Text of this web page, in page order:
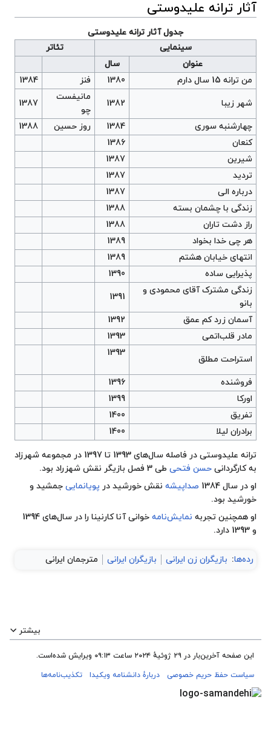
آثار ترانه علیدوستی
جدول آثار ترانه علیدوستی
سینمایی
تئاتر
عنوان
سال
من ترانه 15 سال دارم
1380 فنز
1384
شهر زیبا
1382
مانیفست
چو
1387
چهارشنبه سوری
1384 روز حسین
1388
کنعان
1386
شیرین
1387
تردید
1387
درباره الی
1387
زندگی با چشمان بسته
1388
راز دشت تاران
1388
هر چی خدا بخواد
1389
انتهای خیابان هشتم
1389
پذیرایی ساده
1390
زندگی مشترک آقای محمودی و
بانو
1391
آسمان زرد کم عمق
1392
مادر قلب‌اتمی
1393
استراحت مطلق
فروشنده
1396
اورکا
1399
تفریق
1400
برادران لیلا
1400
ترانه علیدوستی در فاصله سال‌های 1393 تا 1397 در مجموعه شهرزاد
به کارگردانی حسن فتحی طی 3 فصل بازیگر نقش شهزراد بود.
او در سال 1384
صداپیشه نقش خورشید در پویانمایی جمشید و
خورشید بود.
او همچنین تجربه نمایش‌نامه
و 1393 دارد.
رده‌ها: بازیگران زن ایرانی بازیگران ایرانی مترجمان ایرانی
بیشتر
این صفحه آخرین‌بار در ‏۲۹ ژوئیهٔ ۲۰۲۴ ساعت ‏۰۹:۱۳ ویرایش شده‌است.
سیاست حفظ حریم خصوصی
دربارهٔ دانشنامه ویکیدا تکذیب‌نامه‌ها